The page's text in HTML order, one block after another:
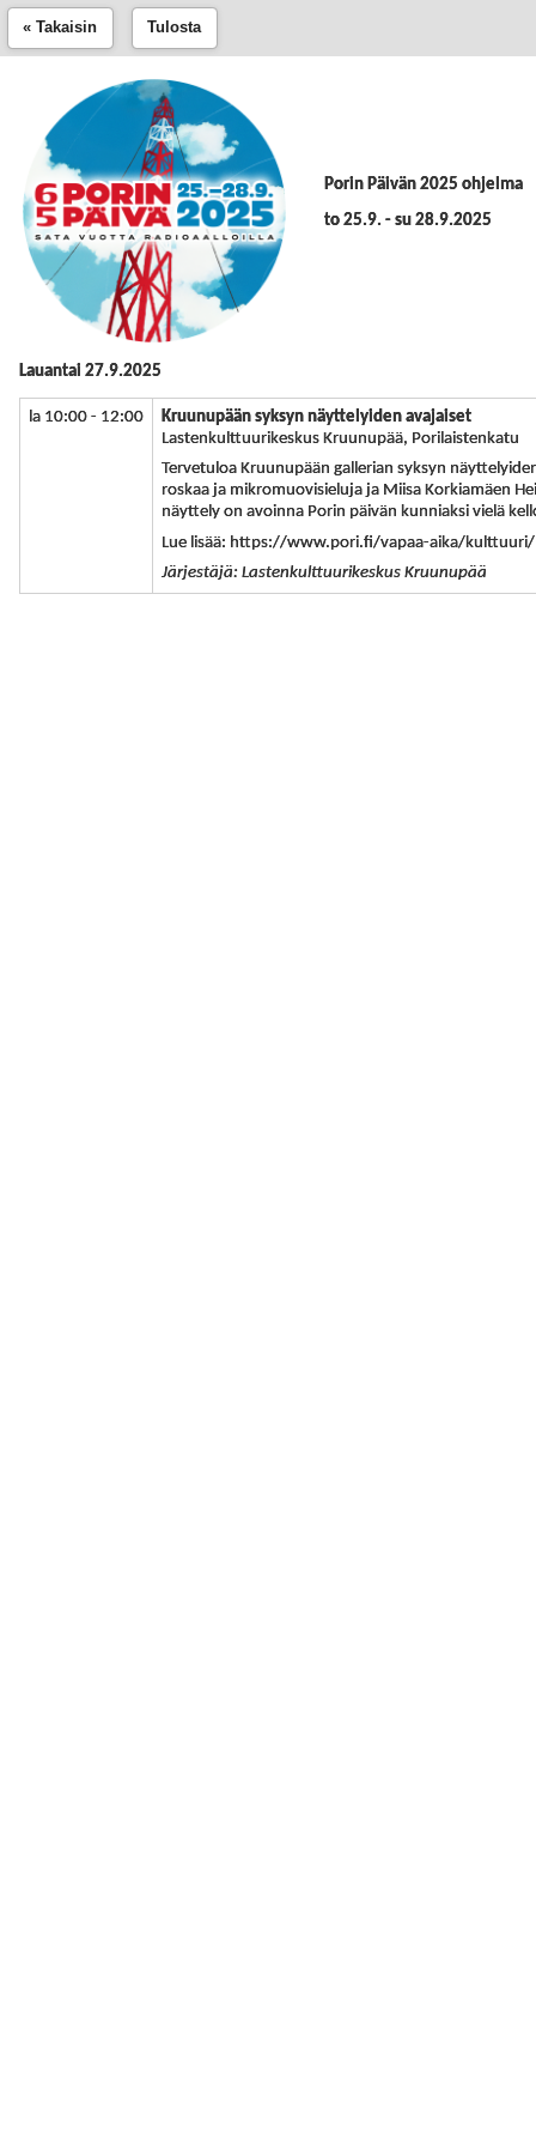
« Takaisin Tulosta
Porin Päivän 2025 ohjelma
to 25.9. - su 28.9.2025
Lauantai 27.9.2025
la 10:00 - 12:00
Kruunupään syksyn näyttelyiden avajaiset
Lastenkulttuurikeskus Kruunupää, Porilaistenkatu
Tervetuloa Kruunupään gallerian syksyn
roskaa ja mikromuovisieluja ja Miisa Korkiamäen
näyttely on avoinna Porin päivän kunniaksi vielä
Lue lisää: https://www.pori.fi/vapaa-aika/
Järjestäjä: Lastenkulttuurikeskus Kruunupää